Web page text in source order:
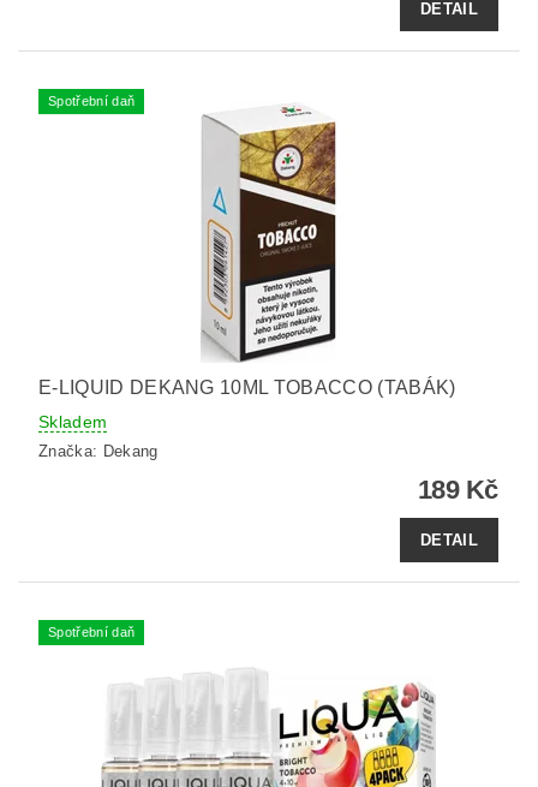
DETAIL
Spotřební daň
E-LIQUID DEKANG 10ML TOBACCO (TABÁK)
Skladem
Značka: Dekang
189 Kč
DETAIL
Spotřební daň